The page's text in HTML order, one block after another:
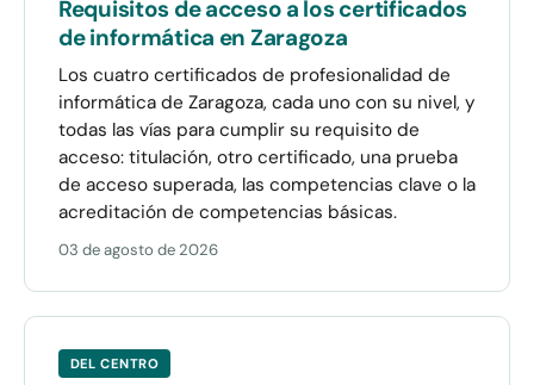
Requisitos de acceso a los certificados
de informática en Zaragoza
Los cuatro certificados de profesionalidad de
informática de Zaragoza, cada uno con su nivel, y
todas las vías para cumplir su requisito de
acceso: titulación, otro certificado, una prueba
de acceso superada, las competencias clave o la
acreditación de competencias básicas.
03 de agosto de 2026
DEL CENTRO